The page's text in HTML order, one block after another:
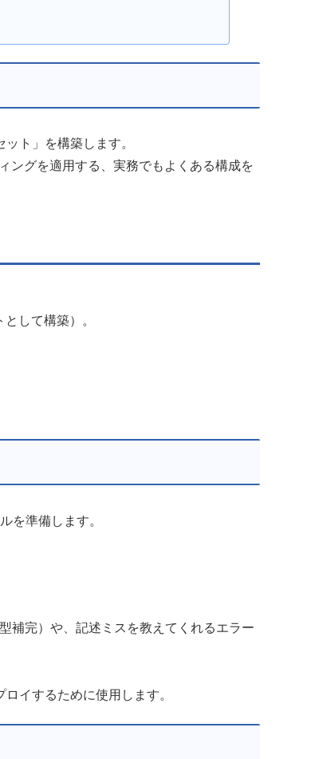
ト」を構築します。
ングを適用する、実務でもよくある構成を
して構築）。
を準備します。
補完）や、記述ミスを教えてくれるエラー
イするために使用します。